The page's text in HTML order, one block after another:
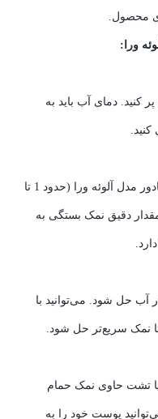
محصول.
ورا:
کنید. دمای آب باید به
مقدار مناسبی از نمک حمام سادور مدل آلوئه ورا (حدود 1 تا
مقدار دقیق نمک بستگی به
آب حل شود. می‌توانید با
نمک سریع‌تر حل شود.
در وان یا تشت حاوی نمک حمام
پوست خود را به